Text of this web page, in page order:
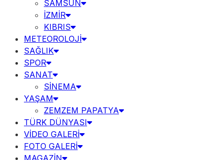
SAMSUN
İZMİR
KIBRIS
METEOROLOJİ
SAĞLIK
SPOR
SANAT
SİNEMA
YAŞAM
ZEMZEM PAPATYA
TÜRK DÜNYASI
VİDEO GALERİ
FOTO GALERİ
MAGAZİN